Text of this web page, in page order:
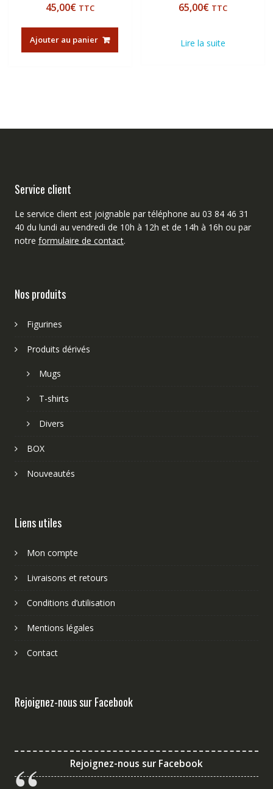
45,00€ TTC
Ajouter au panier
65,00€ TTC
Lire la suite
Service client
Le service client est joignable par téléphone au 03 84 46 31
40 du lundi au vendredi de 10h à 12h et de 14h à 16h ou par
notre formulaire de contact.
Nos produits
Figurines
Produits dérivés
Mugs
T-shirts
Divers
BOX
Nouveautés
Liens utiles
Mon compte
Livraisons et retours
Conditions d’utilisation
Mentions légales
Contact
Rejoignez-nous sur Facebook
Rejoignez-nous sur Facebook